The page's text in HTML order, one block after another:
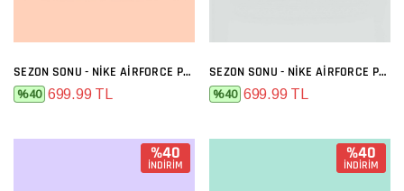
SEZON SONU - NIKE AIRFORCE PREMIUM BEJ FÜME TURUNCU
%40 699.99 TL
SEZON SONU - NIKE AIRFORCE PREMIUM BEJ FÜME
%40 699.99 TL
%40
İNDİRİM
%40
İNDİRİM